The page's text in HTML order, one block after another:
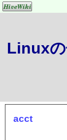
Linuxの
acct